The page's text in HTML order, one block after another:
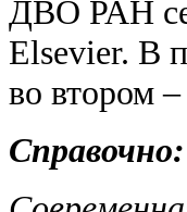
ДВО РАН
Elsevier. В
во втором
Справочно: